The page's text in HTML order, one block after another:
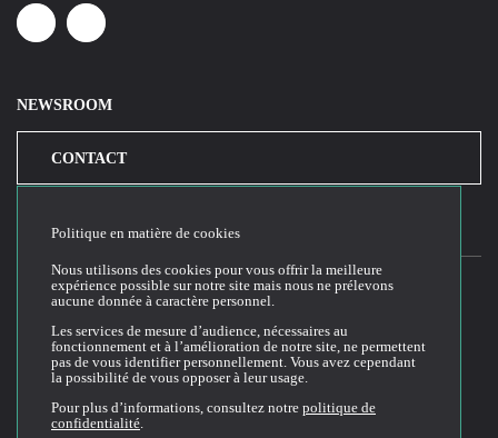
LinkedinYoutube
NEWSROOM
CONTACT
Conditions générales d'utilisation du site web
Politique de confidentialité
Politique de cookies
Conditions Générales de Vente et Utilisation (CGVU)
Politique en matière de cookies
Nous utilisons des cookies pour vous offrir la meilleure
expérience possible sur notre site mais nous ne prélevons
aucune donnée à caractère personnel.
Les services de mesure d’audience, nécessaires au
fonctionnement et à l’amélioration de notre site, ne permettent
pas de vous identifier personnellement. Vous avez cependant
la possibilité de vous opposer à leur usage.
Pour plus d’informations, consultez notre politique de
confidentialité.